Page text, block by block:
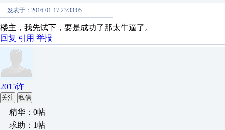
发表于：2016-01-17 23:33:05
楼主，我先试下，要是成功了那太牛逼了。
回复 引用 举报
2015许
关注 私信
精华：0帖
求助：1帖